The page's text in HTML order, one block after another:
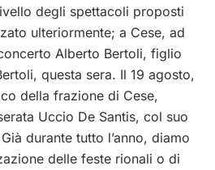
degli spettacoli proposti
ulteriormente; a Cese, ad
Alberto Bertoli, figlio
questa sera. Il 19 agosto,
della frazione di Cese,
Uccio De Santis, col suo
durante tutto l’anno, diamo
delle feste rionali o di